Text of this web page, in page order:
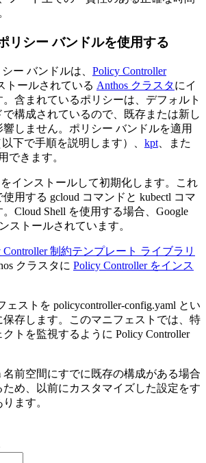
リシー バンドルを使用する
ー バンドルは、 Policy Controller
トールされている Anthos クラスタにイ
含まれているポリシーは、デフォルト
構成されているので、既存または新し
しません。ポリシー バンドルを適用
下で手順を説明します）、 kpt 、また
できます。
をインストールして初期化します。これ
用する gcloud コマンドと kubectl コマ
Cloud Shell を使用する場合、Google
ストールされています。
Controller 制約テンプレート ライブラリ
クラスタに Policy Controller をインス
ストを policycontroller-config.yaml とい
保存します。このマニフェストでは、特
トを監視するように Policy Controller
名前空間にすでに既存の構成がある場合
め、以前にカスタマイズした設定をす
ます。